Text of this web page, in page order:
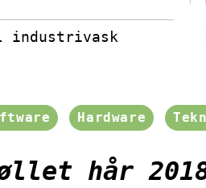
industrivask
Hardware
hår